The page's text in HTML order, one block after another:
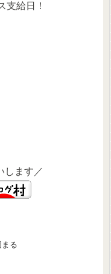
支給日！
します／
る